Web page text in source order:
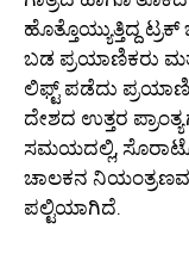
ಹೊತ್ತೊಯ್ಯುತ್ತಿದ್ದ
ಬಡ ಪ್ರಯಾಣಿಕರು
ಲಿಫ್ಟ್ ಪಡೆದು
ದೇಶದ ಉತ್ತರ
ಸಮಯದಲ್ಲಿ,
ಚಾಲಕನ
ಪಲ್ಟಿಯಾಗಿದೆ.